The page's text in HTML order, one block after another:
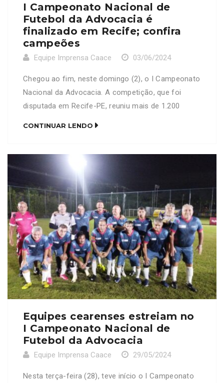
I Campeonato Nacional de
Futebol da Advocacia é
finalizado em Recife; confira
campeões
Equipe Imprensa Caace 03/06/2024
Chegou ao fim, neste domingo (2), o I Campeonato
Nacional da Advocacia. A competição, que foi
disputada em Recife-PE, reuniu mais de 1.200
categorias Sênior […]
CONTINUAR LENDO
Equipes cearenses estreiam no
I Campeonato Nacional de
Futebol da Advocacia
Equipe Imprensa Caace 29/05/2024
Nesta terça-feira (28), teve início o I Campeonato